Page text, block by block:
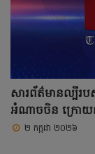
សារព័ត៌មានល្បីរ
អំណាចចិន ក្រោយក
២ កក្កដា ២០២៦